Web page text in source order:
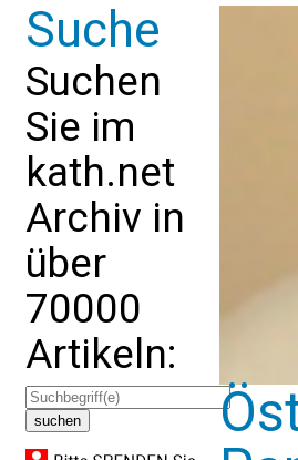
Suche
Suchen
Sie im
kath.net
Archiv in
über
70000
Artikeln: